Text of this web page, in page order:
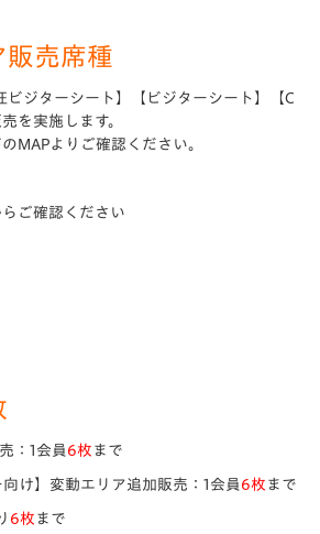
販売席種
ビジターシート】【ビジターシート】【C
を実施します。
MAPよりご確認ください。
らご確認ください
：1会員 6枚 まで
向け】変動エリア追加販売：1会員 6枚 まで
6枚 まで